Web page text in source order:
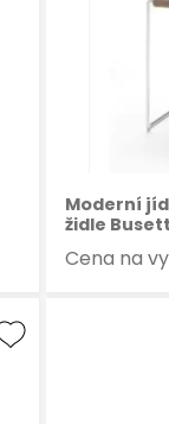
Moderní
židle
Cena na